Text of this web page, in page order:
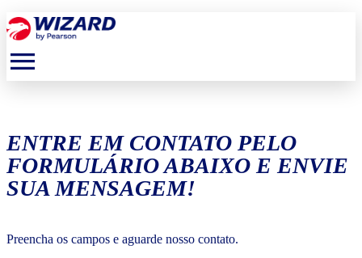
menu
ENTRE EM CONTATO PELO
FORMULÁRIO ABAIXO E ENVIE
SUA MENSAGEM!
Preencha os campos e aguarde nosso contato.